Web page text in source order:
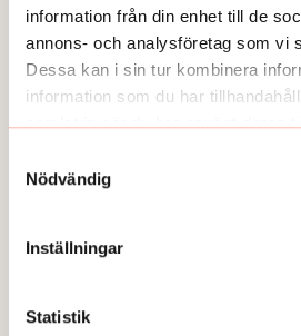
information från din enhet till de
annons- och analysföretag som vi
Dessa kan i sin tur kombinera
information som du har
samlat in när du har använt deras
Nödvändig
Inställningar
Statistik
Arbetet återupptas på